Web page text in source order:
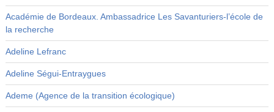
Académie de Bordeaux. Ambassadrice Les Savanturiers-l’école de
la recherche
Adeline Lefranc
Adeline Ségui-Entraygues
Ademe (Agence de la transition écologique)